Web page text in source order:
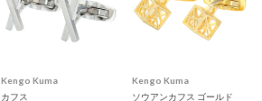
Kengo Kuma
カフス
Kengo Kuma
ソウアンカフス ゴールド